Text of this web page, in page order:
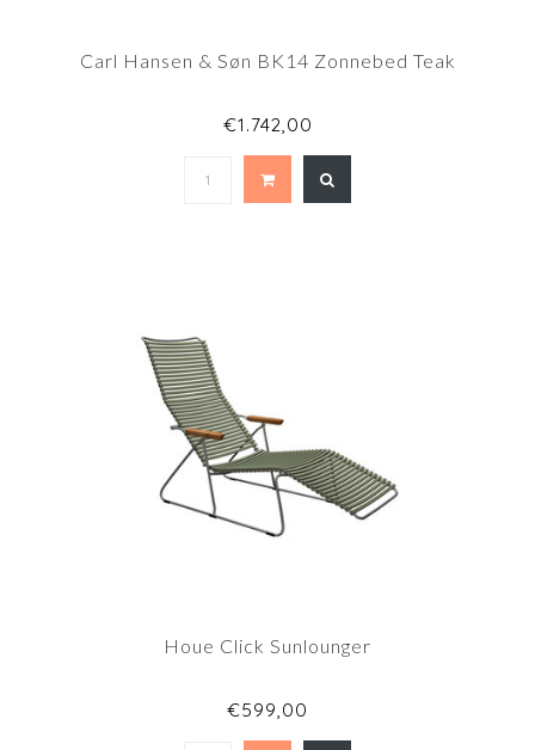
Carl Hansen & Søn BK14 Zonnebed Teak
€1.742,00
Houe Click Sunlounger
€599,00